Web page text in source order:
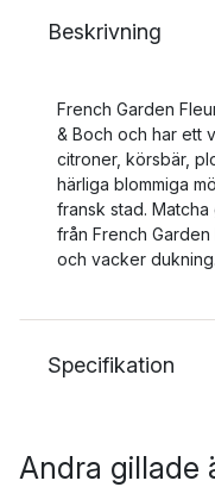
Beskrivning
French Garden
& Boch och har ett
citroner, körsbär,
härliga blommiga
fransk stad.
från French
och vacker dukning.
Specifikation
Andra gillade